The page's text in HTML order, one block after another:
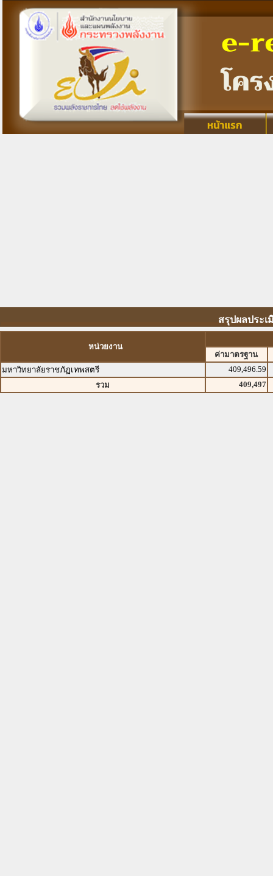
สรุปผลประ
หน่วยงาน
ค่ามาตรฐาน
มหาวิทยาลัยราชภัฏเทพสตรี
409,496.59
รวม
409,497